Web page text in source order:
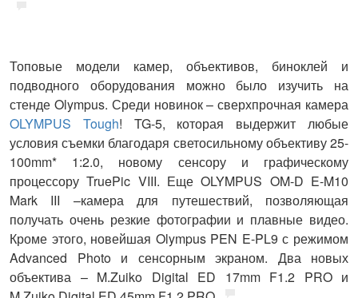
Топовые модели камер, объективов, биноклей и
подводного оборудования можно было изучить на
стенде Olympus. Среди новинок – сверхпрочная камера
OLYMPUS Tough! TG-5, которая выдержит любые
условия съемки благодаря светосильному объективу 25-
100mm* 1:2.0, новому сенсору и графическому
процессору TruePic VIII. Еще OLYMPUS OM-D E-M10
Mark III –камера для путешествий, позволяющая
получать очень резкие фотографии и плавные видео.
Кроме этого, новейшая Olympus PEN E-PL9 с режимом
Advanced Photo и сенсорным экраном. Два новых
объектива – M.Zuiko Digital ED 17mm F1.2 PRO и